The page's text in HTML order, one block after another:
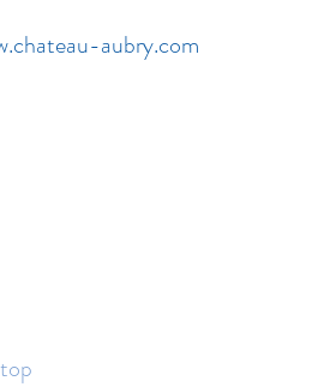
aubry.com